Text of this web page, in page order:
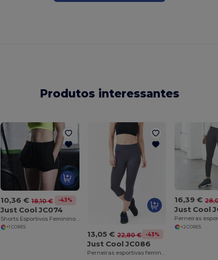
Produtos interessantes
10,36 € 18,10 € -43%
Just Cool JC074
Shorts Esportivos Femininos Just Cool Confortáveis
+1 CORES
13,05 € 22,80 € -43%
Just Cool JC086
Perneiras esportivas femininas
16,39 €
Just Cool
+2 CORES